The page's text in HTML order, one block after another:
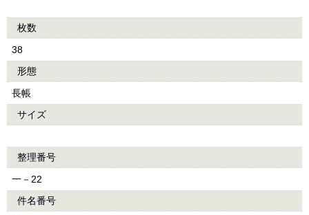
枚数
38
形態
長帳
サイズ
整理番号
一－22
件名番号